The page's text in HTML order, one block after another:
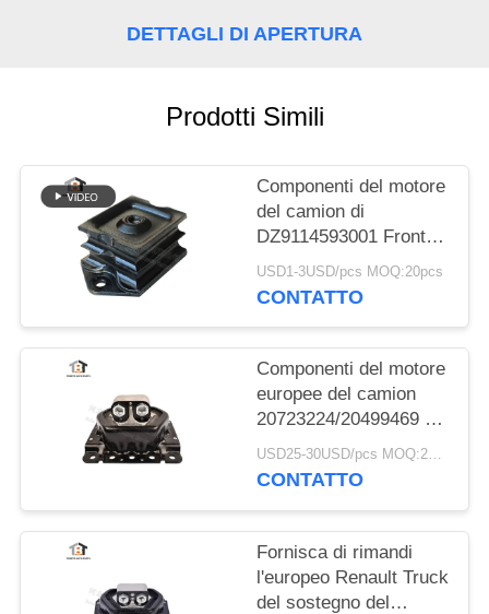
POLICY
DETTAGLI DI APERTURA
Prodotti Simili
Componenti del motore
del camion di
DZ9114593001 Front
Rubber Engine Mount
Bracket Shacman
USD1-3USD/pcs MOQ:20pcs
CONTATTO
Componenti del motore
europee del camion
20723224/20499469 di
montaggio di gomma
del motore per VOLVO
USD25-30USD/pcs MOQ:20pcs
CONTATTO
Fornisca di rimandi
l'europeo Renault Truck
del sostegno del